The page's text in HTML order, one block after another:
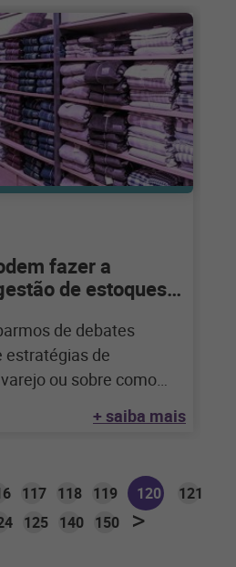
fazer a
de estoques
de debates
estratégias de
ou sobre como
para dentro da loja e
em vendas.
+ saiba mais
117 118 119 120
121
125 140 150